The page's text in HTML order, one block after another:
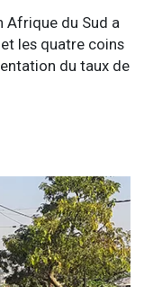
Afrique du Sud a
les quatre coins
du taux de